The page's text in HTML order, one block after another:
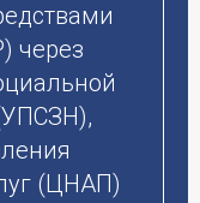
через
(ЦНАП)